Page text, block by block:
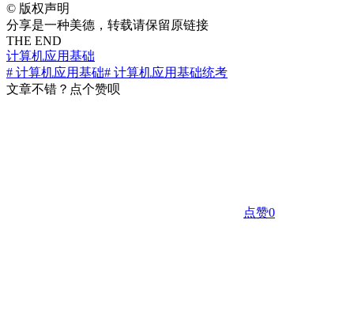
© 版权声明
分享是一种美德，转载请保留原链接
THE END
计算机应用基础
# 计算机应用基础# 计算机应用基础统考
文章不错？点个赞呗
点赞0